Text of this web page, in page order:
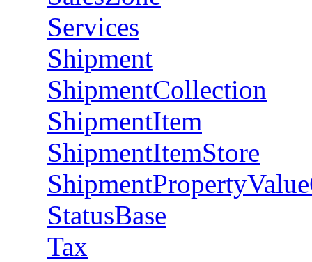
Services
Shipment
ShipmentCollection
ShipmentItem
ShipmentItemStore
StatusBase
Tax